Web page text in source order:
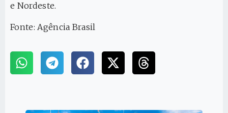
e Nordeste.
Fonte: Agência Brasil